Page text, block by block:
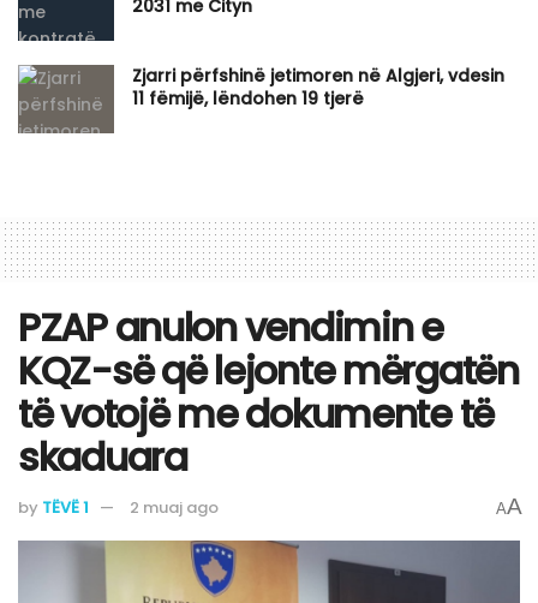
2031 me Cityn
Zjarri përfshinë jetimoren në Algjeri, vdesin
11 fëmijë, lëndohen 19 tjerë
​PZAP anulon vendimin e
KQZ-së që lejonte mërgatën
të votojë me dokumente të
skaduara
by TËVË 1 2 muaj ago AA